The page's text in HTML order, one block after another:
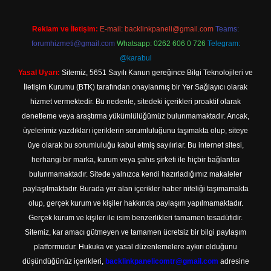
Reklam ve İletişim: E-mail: backlinkpaneli@gmail.com Teams:
forumhizmeti@gmail.com Whatsapp: 0262 606 0 726 Telegram:
@karabul
Yasal Uyarı: Sitemiz, 5651 Sayılı Kanun gereğince Bilgi Teknolojileri ve
İletişim Kurumu (BTK) tarafından onaylanmış bir Yer Sağlayıcı olarak
hizmet vermektedir. Bu nedenle, sitedeki içerikleri proaktif olarak
denetleme veya araştırma yükümlülüğümüz bulunmamaktadır. Ancak,
üyelerimiz yazdıkları içeriklerin sorumluluğunu taşımakta olup, siteye
üye olarak bu sorumluluğu kabul etmiş sayılırlar. Bu internet sitesi,
herhangi bir marka, kurum veya şahıs şirketi ile hiçbir bağlantısı
bulunmamaktadır. Sitede yalnızca kendi hazırladığımız makaleler
paylaşılmaktadır. Burada yer alan içerikler haber niteliği taşımamakta
olup, gerçek kurum ve kişiler hakkında paylaşım yapılmamaktadır.
Gerçek kurum ve kişiler ile isim benzerlikleri tamamen tesadüfidir.
Sitemiz, kar amacı gütmeyen ve tamamen ücretsiz bir bilgi paylaşım
platformudur. Hukuka ve yasal düzenlemelere aykırı olduğunu
düşündüğünüz içerikleri, backlinkpanelicomtr@gmail.com adresine